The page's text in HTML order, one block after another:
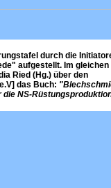
durch die
aufgestellt. Im gleichen
Ried (Hg.) über den
das Buch:
die NS-